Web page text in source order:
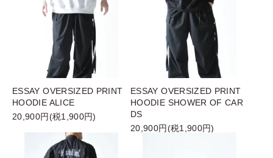
ESSAY OVERSIZED PRINT
HOODIE ALICE
20,900円(税1,900円)
ESSAY OVERSIZED PRINT
HOODIE SHOWER OF CAR
DS
20,900円(税1,900円)